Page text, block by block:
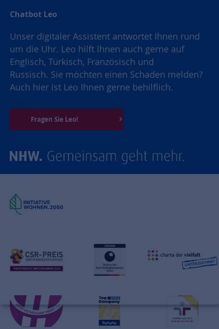
Chatbot Leo
Unser digitaler Assistent antwortet Ihnen rund
um die Uhr. Leo hilft Ihnen auch gerne auf
Englisch, Türkisch, Französisch und
Russisch. Sie möchten einen Schaden melden?
Auch hier ist Leo Ihnen gerne behilflich.
Fragen Sie Leo!